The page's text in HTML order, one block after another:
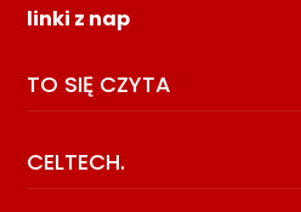
linki z nap
TO SIĘ CZYTA
CELTECH.